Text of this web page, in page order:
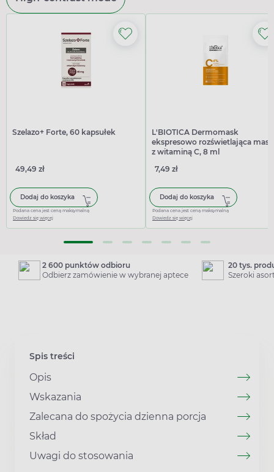
Szelazo+ Forte, 60 kapsułek
49,49 zł
Dodaj do koszyka
Podana cena jest ceną maksymalną
Dowiedz się więcej
L'BIOTICA Dermomask
ekspresowo rozświetlająca
z witaminą C, 8 ml
7,49 zł
Dodaj do koszyka
Podana cena jest ceną maksymalną
Dowiedz się więcej
2 600 punktów odbioru
Odbierz zamówienie w wybranej aptece
20 tys.
Szeroki
Spis treści
Opis
Wskazania
Zalecana do spożycia dzienna porcja
Skład
Uwagi do stosowania